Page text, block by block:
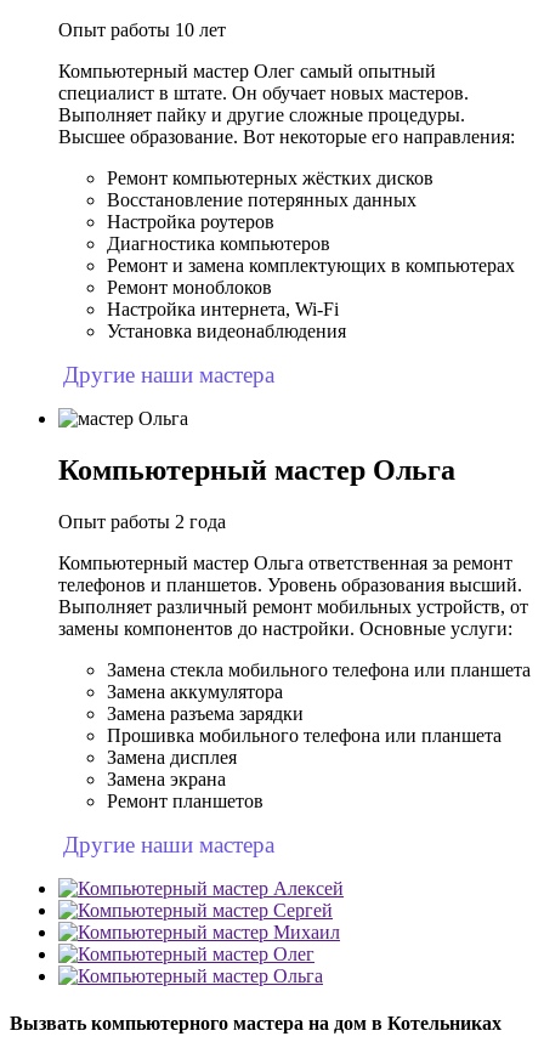
Опыт работы 10 лет
Компьютерный мастер Олег самый опытный
специалист в штате. Он обучает новых мастеров.
Выполняет пайку и другие сложные процедуры.
Высшее образование. Вот некоторые его направления:
Ремонт компьютерных жёстких дисков
Восстановление потерянных данных
Настройка роутеров
Диагностика компьютеров
Ремонт и замена комплектующих в компьютерах
Ремонт моноблоков
Настройка интернета, Wi-Fi
Установка видеонаблюдения
Другие наши мастера
Компьютерный мастер Ольга
Опыт работы 2 года
Компьютерный мастер Ольга ответственная за ремонт
телефонов и планшетов. Уровень образования высший.
Выполняет различный ремонт мобильных устройств, от
замены компонентов до настройки. Основные услуги:
Замена стекла мобильного телефона или планшета
Замена аккумулятора
Замена разъема зарядки
Прошивка мобильного телефона или планшета
Замена дисплея
Замена экрана
Ремонт планшетов
Другие наши мастера
Вызвать компьютерного мастера на дом в Котельниках